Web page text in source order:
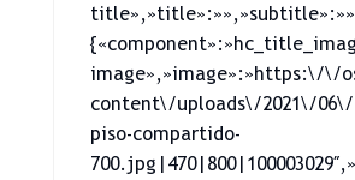
image»,»image»:»https:\/\/
content\/uploads\/2021\/06\/
piso-compartido-